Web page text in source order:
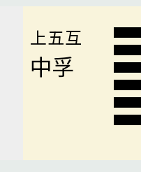
上五互
中孚